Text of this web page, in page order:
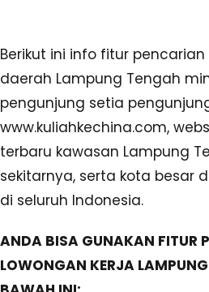
Berikut ini info fitur
daerah Lampung Tengah
pengunjung setia
www.kuliahkechina.com,
terbaru kawasan Lampung
sekitarnya, serta kota besar
di seluruh Indonesia.
ANDA BISA GUNAKAN FITUR
LOWONGAN KERJA